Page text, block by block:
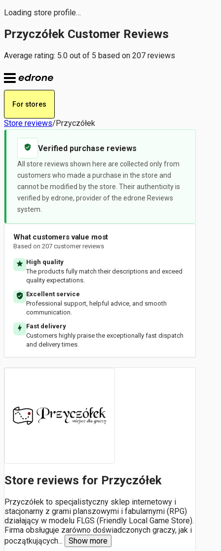
Loading store profile…
Przyczółek Customer Reviews
Average rating: 5.0 out of 5 based on 207 reviews
For stores
Store reviews/Przyczółek
Verified purchase reviews
All store reviews shown here are collected only from
customers who made a purchase in the store and
cannot be modified by the store. Their authenticity is
verified by edrone, provider of the edrone Reviews
system.
What customers value most
Based on 207 customer reviews
High quality
The products fully match their descriptions and exceed
quality expectations.
Excellent service
Professional support, helpful advice, and smooth
communication.
Fast delivery
Customers highly praise the exceptionally fast dispatch
and delivery times.
Store reviews for Przyczółek
Przyczółek to specjalistyczny sklep internetowy i
stacjonarny z grami planszowymi i fabularnymi (RPG)
działający w modelu FLGS (Friendly Local Game Store).
Firma obsługuje zarówno doświadczonych graczy, jak i
początkujących... Show more